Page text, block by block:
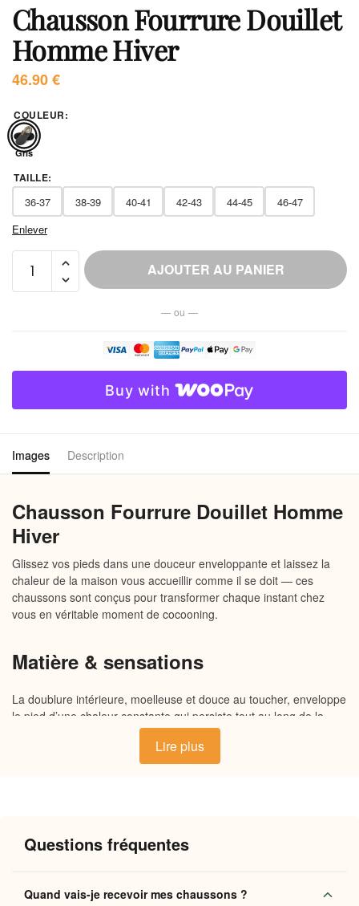
Chausson Fourrure Douillet
Homme Hiver
46.90€
COULEUR:
Gris
TAILLE:
36-37 38-39 40-41 42-43 44-45
46-47
Enlever
Chausson
Hiver
AJOUTER AU PANIER
— ou —
Buy with
Images Description
Chausson Fourrure Douillet Homme
Hiver
Glissez vos pieds dans une douceur enveloppante et laissez la
chaleur de la maison vous accueillir comme il se doit — ces
chaussons sont conçus pour transformer chaque instant chez
vous en véritable moment de cocooning.
Matière & sensations
La doublure intérieure, moelleuse et douce au toucher, enveloppe
le pied d’une chaleur constante qui persiste tout au long de la
journée. L’extérieur souple épouse naturellement la forme du
pied, tandis que la semelle antidérapante offre une assise stable
et sécurisante sur tous les types de sols. Un ensemble respirant,
Pourquoi vous allez l’adorer
Lire plus
Questions fréquentes
Quand vais-je recevoir mes chaussons ?